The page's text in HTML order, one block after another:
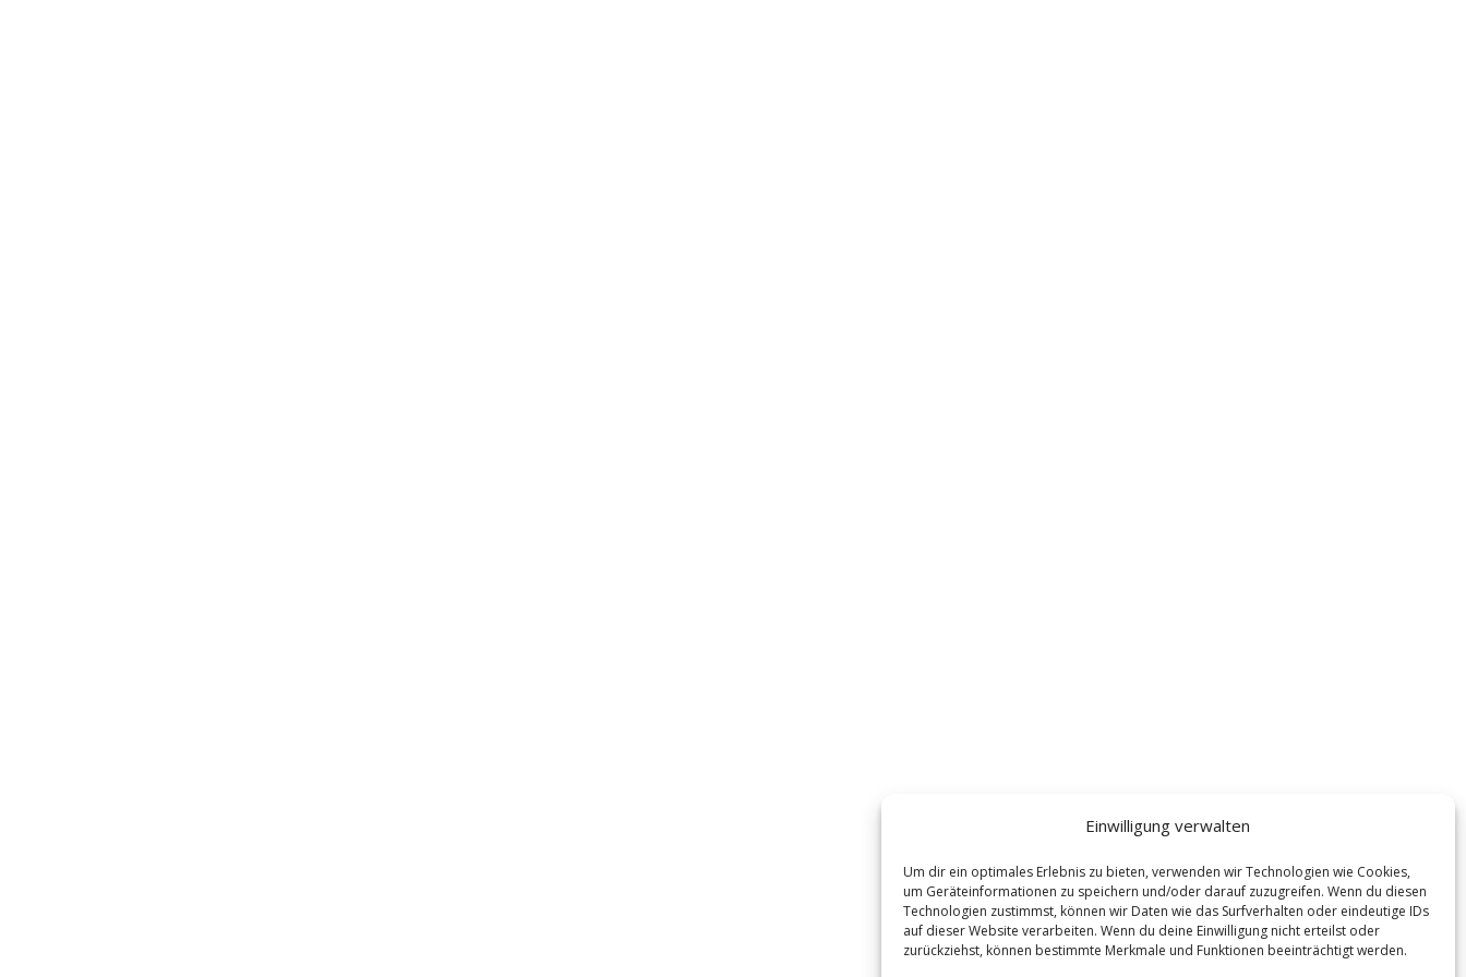
Einwilligung verwalten
Um dir ein optimales Erlebnis zu bieten, verwenden wir Technologien wie Cookies,
um Geräteinformationen zu speichern und/oder darauf zuzugreifen. Wenn du diesen
Technologien zustimmst, können wir Daten wie das Surfverhalten oder eindeutige IDs
auf dieser Website verarbeiten. Wenn du deine Einwilligung nicht erteilst oder
zurückziehst, können bestimmte Merkmale und Funktionen beeinträchtigt werden.